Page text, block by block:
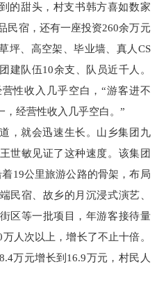
的甜头，村支书韩方喜如数家
宿，还有一座投资260余万元
坪、高空架、毕业墙、真人CS
建队伍10余支、队员近千人。
性收入几乎空白，“游客进不
，经营性收入几乎空白。”
，就会迅速生长。山乡集团九
世敏见证了这种速度。该集团
19公里旅游公路的骨架，布局
民宿、故乡的月沉浸式演艺、
区等一批项目，年游客接待量
人次以上，增长了不止十倍。
万元增长到16.9万元，村民人